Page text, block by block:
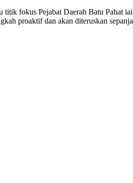
fokus Pejabat Daerah Batu
proaktif dan akan diteruskan